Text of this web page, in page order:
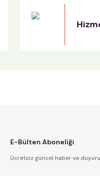
E-Bülten Aboneliği
Ücretsiz güncel haber ve